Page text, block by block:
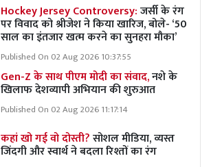
Hockey Jersey Controversy:जर्सी के रंग
पर विवाद को श्रीजेश ने किया खारिज, बोले- ‘50
साल का इंतजार खत्म करने का सुनहरा मौका’
Published On 02 Aug 2026 10:37:55
Gen-Z के साथ पीएम मोदी का संवाद,नशे के
खिलाफ देशव्यापी अभियान की शुरुआत
Published On 02 Aug 2026 11:17:14
कहां खो गई वो दोस्ती?सोशल मीडिया, व्यस्त
जिंदगी और स्वार्थ ने बदला रिश्तों का रंग